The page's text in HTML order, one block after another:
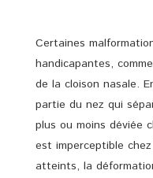
Certaines
handicapantes,
de la cloison nasale.
partie du nez qui
plus ou moins déviée
est imperceptible
atteints, la